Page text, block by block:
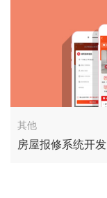
其他
房屋报修系统开发